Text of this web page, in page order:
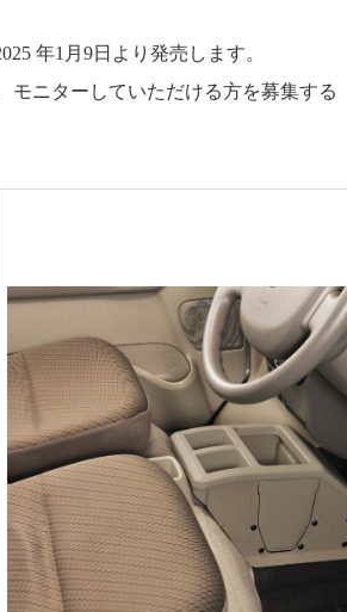
年1月9日より発売します。
モニターしていただける方を募集する